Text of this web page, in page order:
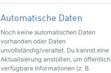
Automatische Daten
Noch keine automatischen Daten
vorhanden oder Daten
unvollständig/veraltet. Du kannst eine
Aktualisierung anstoßen, um öffentlich
verfügbare Informationen (z. B.